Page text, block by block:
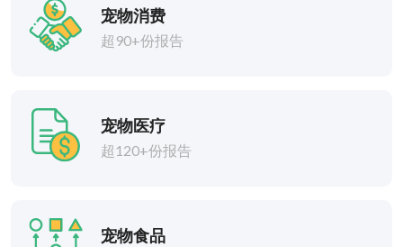
宠物消费
超90+份报告
宠物医疗
超120+份报告
宠物食品